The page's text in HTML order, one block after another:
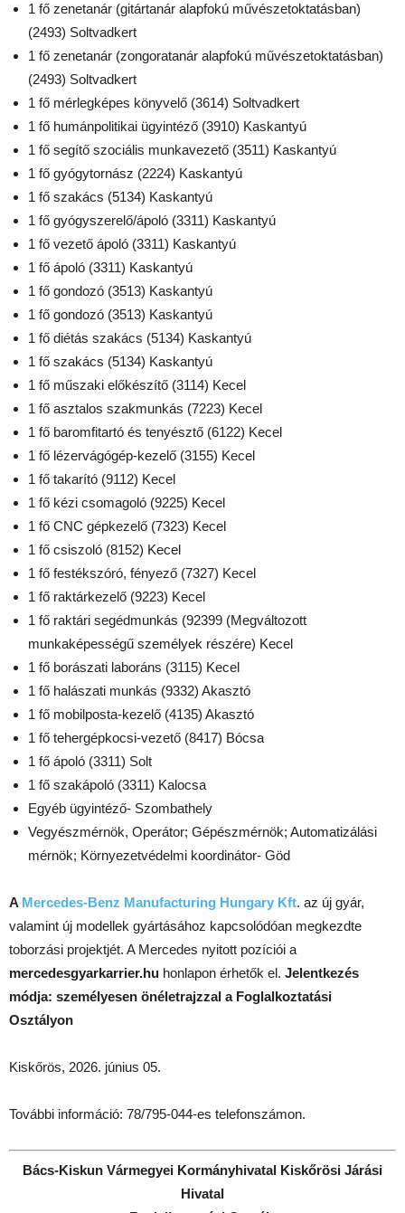
1 fő zenetanár (gitártanár alapfokú művészetoktatásban)
(2493) Soltvadkert
1 fő zenetanár (zongoratanár alapfokú művészetoktatásban)
(2493) Soltvadkert
1 fő mérlegképes könyvelő (3614) Soltvadkert
1 fő humánpolitikai ügyintéző (3910) Kaskantyú
1 fő segítő szociális munkavezető (3511) Kaskantyú
1 fő gyógytornász (2224) Kaskantyú
1 fő szakács (5134) Kaskantyú
1 fő gyógyszerelő/ápoló (3311) Kaskantyú
1 fő vezető ápoló (3311) Kaskantyú
1 fő ápoló (3311) Kaskantyú
1 fő gondozó (3513) Kaskantyú
1 fő gondozó (3513) Kaskantyú
1 fő diétás szakács (5134) Kaskantyú
1 fő szakács (5134) Kaskantyú
1 fő műszaki előkészítő (3114) Kecel
1 fő asztalos szakmunkás (7223) Kecel
1 fő baromfitartó és tenyésztő (6122) Kecel
1 fő lézervágógép-kezelő (3155) Kecel
1 fő takarító (9112) Kecel
1 fő kézi csomagoló (9225) Kecel
1 fő CNC gépkezelő (7323) Kecel
1 fő csiszoló (8152) Kecel
1 fő festékszóró, fényező (7327) Kecel
1 fő raktárkezelő (9223) Kecel
1 fő raktári segédmunkás (92399 (Megváltozott
munkaképességű személyek részére) Kecel
1 fő borászati laboráns (3115) Kecel
1 fő halászati munkás (9332) Akasztó
1 fő mobilposta-kezelő (4135) Akasztó
1 fő tehergépkocsi-vezető (8417) Bócsa
1 fő ápoló (3311) Solt
1 fő szakápoló (3311) Kalocsa
Egyéb ügyintéző- Szombathely
Vegyészmérnök, Operátor; Gépészmérnök; Automatizálási
mérnök; Környezetvédelmi koordinátor- Göd
A Mercedes-Benz Manufacturing Hungary Kft. az új gyár,
valamint új modellek gyártásához kapcsolódóan megkezdte
toborzási projektjét. A Mercedes nyitott pozíciói a
mercedesgyarkarrier.hu honlapon érhetők el. Jelentkezés
módja: személyesen önéletrajzzal a Foglalkoztatási
Osztályon
Kiskőrös, 2026. június 05.
További információ: 78/795-044-es telefonszámon.
Bács-Kiskun Vármegyei Kormányhivatal Kiskőrösi Járási
Hivatal